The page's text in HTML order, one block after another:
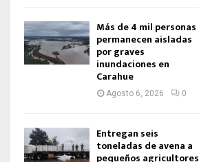
Más de 4 mil personas
permanecen aisladas
por graves
inundaciones en
Carahue
Agosto 6, 2026 0
Entregan seis
toneladas de avena a
pequeños agricultores